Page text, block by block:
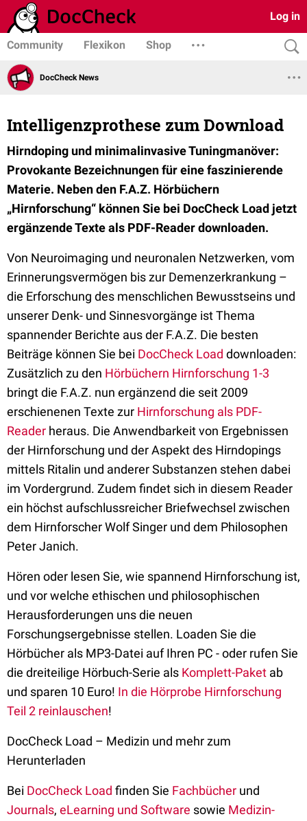
Log in
Community Flexikon Shop
DocCheck News
Intelligenzprothese zum Download
Hirndoping und minimalinvasive Tuningmanöver:
Provokante Bezeichnungen für eine faszinierende
Materie. Neben den F.A.Z. Hörbüchern
„Hirnforschung“ können Sie bei DocCheck Load jetzt
ergänzende Texte als PDF-Reader downloaden.
Von Neuroimaging und neuronalen Netzwerken, vom
Erinnerungsvermögen bis zur Demenzerkrankung –
die Erforschung des menschlichen Bewusstseins und
unserer Denk- und Sinnesvorgänge ist Thema
spannender Berichte aus der F.A.Z. Die besten
Beiträge können Sie bei DocCheck Load downloaden:
Zusätzlich zu den Hörbüchern Hirnforschung 1-3
bringt die F.A.Z. nun ergänzend die seit 2009
erschienenen Texte zur Hirnforschung als PDF-
Reader heraus. Die Anwendbarkeit von Ergebnissen
der Hirnforschung und der Aspekt des Hirndopings
mittels Ritalin und anderer Substanzen stehen dabei
im Vordergrund. Zudem findet sich in diesem Reader
ein höchst aufschlussreicher Briefwechsel zwischen
dem Hirnforscher Wolf Singer und dem Philosophen
Peter Janich.
Hören oder lesen Sie, wie spannend Hirnforschung ist,
und vor welche ethischen und philosophischen
Herausforderungen uns die neuen
Forschungsergebnisse stellen. Loaden Sie die
Hörbücher als MP3-Datei auf Ihren PC - oder rufen Sie
die dreiteilige Hörbuch-Serie als Komplett-Paket ab
und sparen 10 Euro! In die Hörprobe Hirnforschung
Teil 2 reinlauschen!
DocCheck Load – Medizin und mehr zum
Herunterladen
Bei DocCheck Load finden Sie Fachbücher und
Journals, eLearning und Software sowie Medizin-